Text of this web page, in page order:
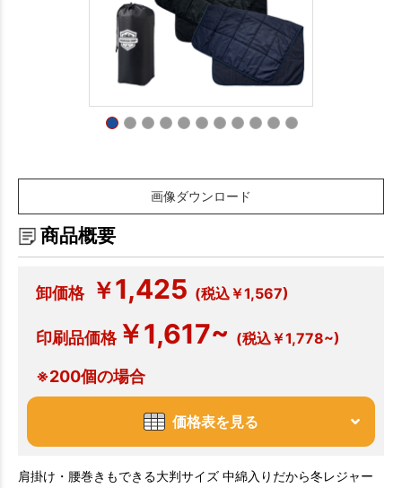
画像ダウンロード
商品概要
卸価格 ￥1,425 (税込￥1,567)
印刷品価格￥1,617~ (税込￥1,778~)
※200個の場合
価格表を見る
肩掛け・腰巻きもできる大判サイズ 中綿入りだから冬レジャー